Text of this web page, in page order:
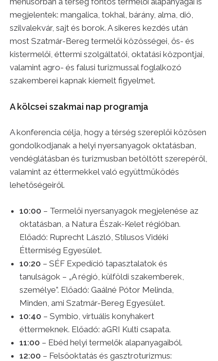
megjelentek: mangalica, tokhal, bárány, alma, dió,
szilvalekvár, sajt és borok. A sikeres kezdés után
most Szatmár-Bereg termelői közösségei, ős- és
kistermelői, éttermi szolgáltatói, oktatási központjai,
valamint agro- és falusi turizmussal foglalkozó
szakemberei kapnak kiemelt figyelmet.
A kölcsei szakmai nap programja
A konferencia célja, hogy a térség szereplői közösen
gondolkodjanak a helyi nyersanyagok oktatásban,
vendéglátásban és turizmusban betöltött szerepéről,
valamint az éttermekkel való együttműködés
lehetőségeiről.
10:00 – Termelői nyersanyagok megjelenése az
oktatásban, a Natura Észak-Kelet régióban.
Előadó: Ruprecht László, Stílusos Vidéki
Éttermiség Egyesület.
10:20 – SÉF Expedíció tapasztalatok és
tanulságok – „A régió, külföldi szakemberek,
személye”. Előadó: Gaálné Pótor Melinda,
Minden, ami Szatmár-Bereg Egyesület.
10:40 – Symbio, virtuális konyhakert
éttermeknek. Előadó: aGRI Kulti csapata.
11:00 – Ebéd helyi termelők alapanyagaiból.
12:00 – Felsőoktatás és gasztroturizmus: